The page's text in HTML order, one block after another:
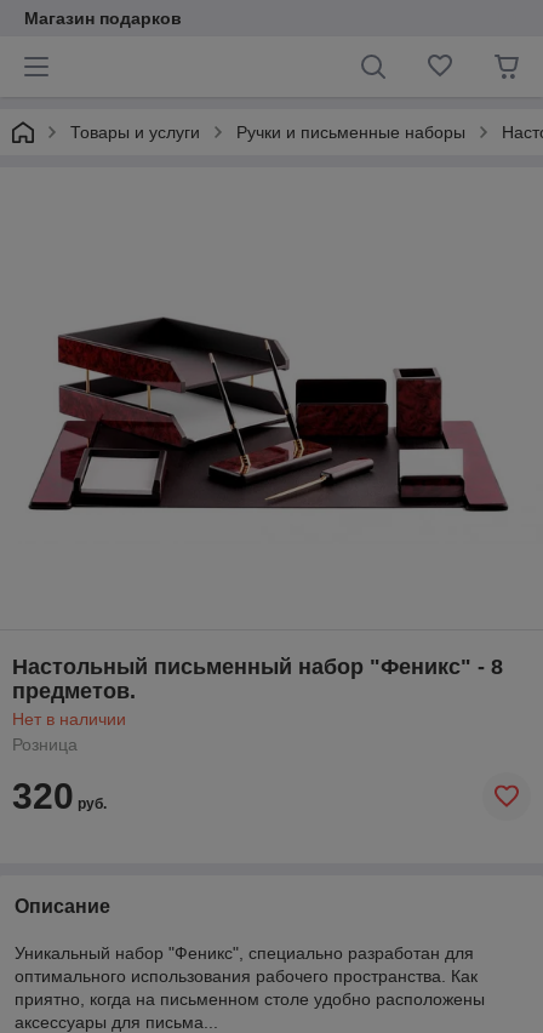
Магазин подарков
Товары и услуги Ручки и письменные наборы
Настольный письменный набор "Феникс" - 8
предметов.
Нет в наличии
Розница
320 руб.
Описание
Уникальный набор "Феникс", специально разработан для
оптимального использования рабочего пространства. Как
приятно, когда на письменном столе удобно расположены
аксессуары для письма...